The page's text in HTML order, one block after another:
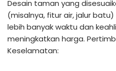
Desain taman yang
(misalnya, fitur air, jalur
lebih banyak waktu dan
meningkatkan harga.
Keselamatan: